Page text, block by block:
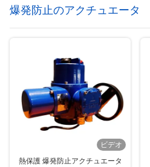
爆発防止のアクチュエータ
ビデオ
熱保護 爆発防止アクチュエータ